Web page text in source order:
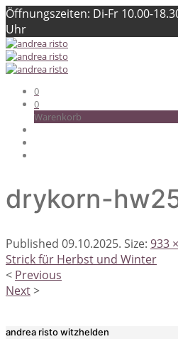
Öffnungszeiten: Di-Fr 10.00-
Uhr
0
0
Warenkorb
drykorn-
Published 09.10.2025. Size: 933
Strick für Herbst und Winter
< Previous
Next>
andrea risto witzhelden